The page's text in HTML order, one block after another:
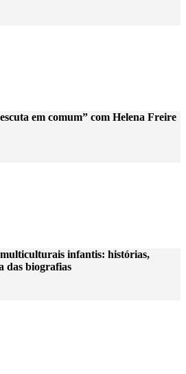
em comum” com Helena Freire
infantis: histórias,
das biografias